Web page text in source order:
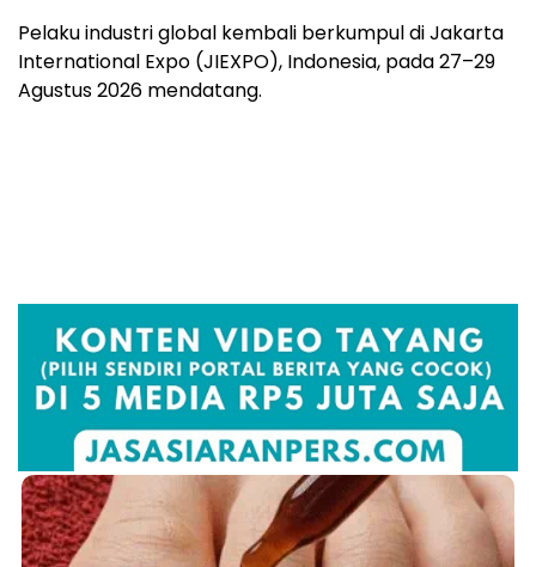
Pelaku industri global kembali berkumpul di Jakarta
International Expo (JIEXPO), Indonesia, pada 27–29
Agustus 2026 mendatang.